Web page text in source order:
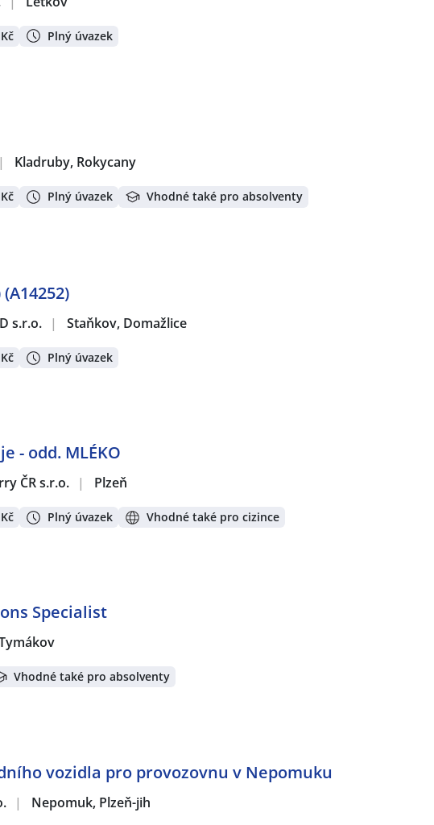
Plný úvazek
| Kladruby, Rokycany
Plný úvazek Vhodné také pro absolventy
s.r.o. | Staňkov, Domažlice
Plný úvazek
- odd. MLÉKO
ČR s.r.o. | Plzeň
Plný úvazek Vhodné také pro cizince
Specialist
Vhodné také pro absolventy
vozidla pro provozovnu v Nepomuku
| Nepomuk, Plzeň-jih